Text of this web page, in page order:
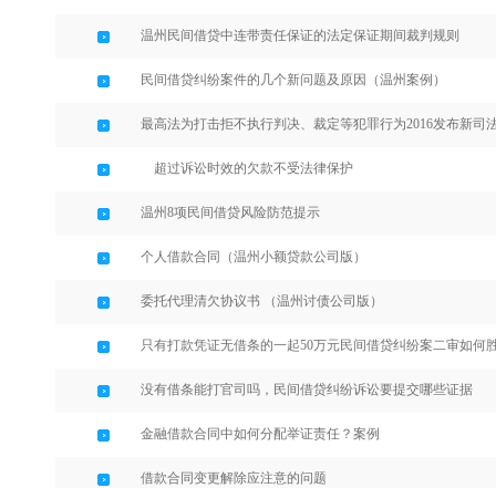
温州民间借贷中连带责任保证的法定保证期间裁判规则
民间借贷纠纷案件的几个新问题及原因（温州案例）
最高法为打击拒不执行判决、裁定等犯罪行为2016发布新司
超过诉讼时效的欠款不受法律保护
温州8项民间借贷风险防范提示
个人借款合同（温州小额贷款公司版）
委托代理清欠协议书 （温州讨债公司版）
只有打款凭证无借条的一起50万元民间借贷纠纷案二审如何
没有借条能打官司吗，民间借贷纠纷诉讼要提交哪些证据
金融借款合同中如何分配举证责任？案例
借款合同变更解除应注意的问题